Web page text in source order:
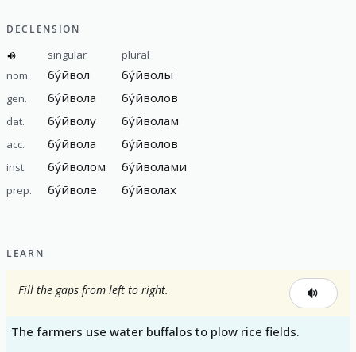
DECLENSION
singular
plural
nom.
бу́йвол бу́йволы
gen. бу́йвола бу́йволов
dat. бу́йволу бу́йволам
acc. бу́йвола бу́йволов
inst. бу́йволом бу́йволами
prep. бу́йволе бу́йволах
LEARN
Fill the gaps from left to right.
The farmers use water buffalos to plow rice fields.